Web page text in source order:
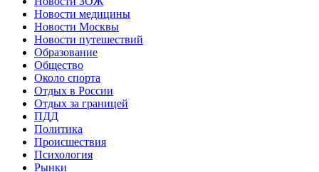
Новости медицины
Новости Москвы
Новости путешествий
Образование
Общество
Около спорта
Отдых в России
Отдых за границей
ПДД
Политика
Происшествия
Психология
Рынки